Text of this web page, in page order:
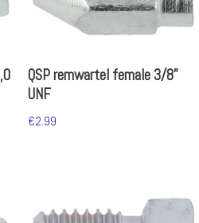
QSP remwartel female 3/8”
UNF
€2.99